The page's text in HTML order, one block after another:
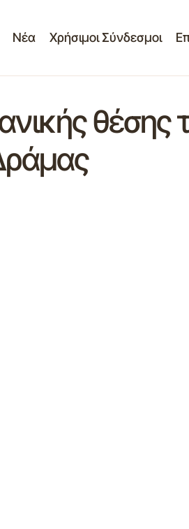
Νέα Χρήσιμοι Σύνδεσμοι
θέσης